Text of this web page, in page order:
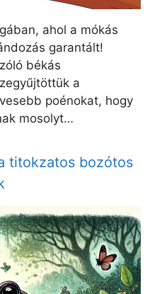
ahol a mókás
garantált!
békás
a
poénokat, hogy
mosolyt…
titokzatos bozótos